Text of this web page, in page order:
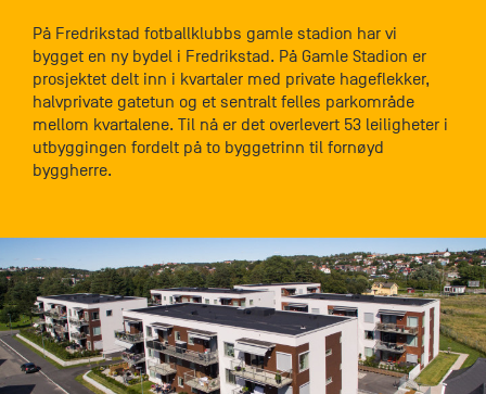
På Fredrikstad fotballklubbs gamle stadion har vi
bygget en ny bydel i Fredrikstad. På Gamle Stadion er
prosjektet delt inn i kvartaler med private hageflekker,
halvprivate gatetun og et sentralt felles parkområde
mellom kvartalene. Til nå er det overlevert 53 leiligheter i
utbyggingen fordelt på to byggetrinn til fornøyd
byggherre.